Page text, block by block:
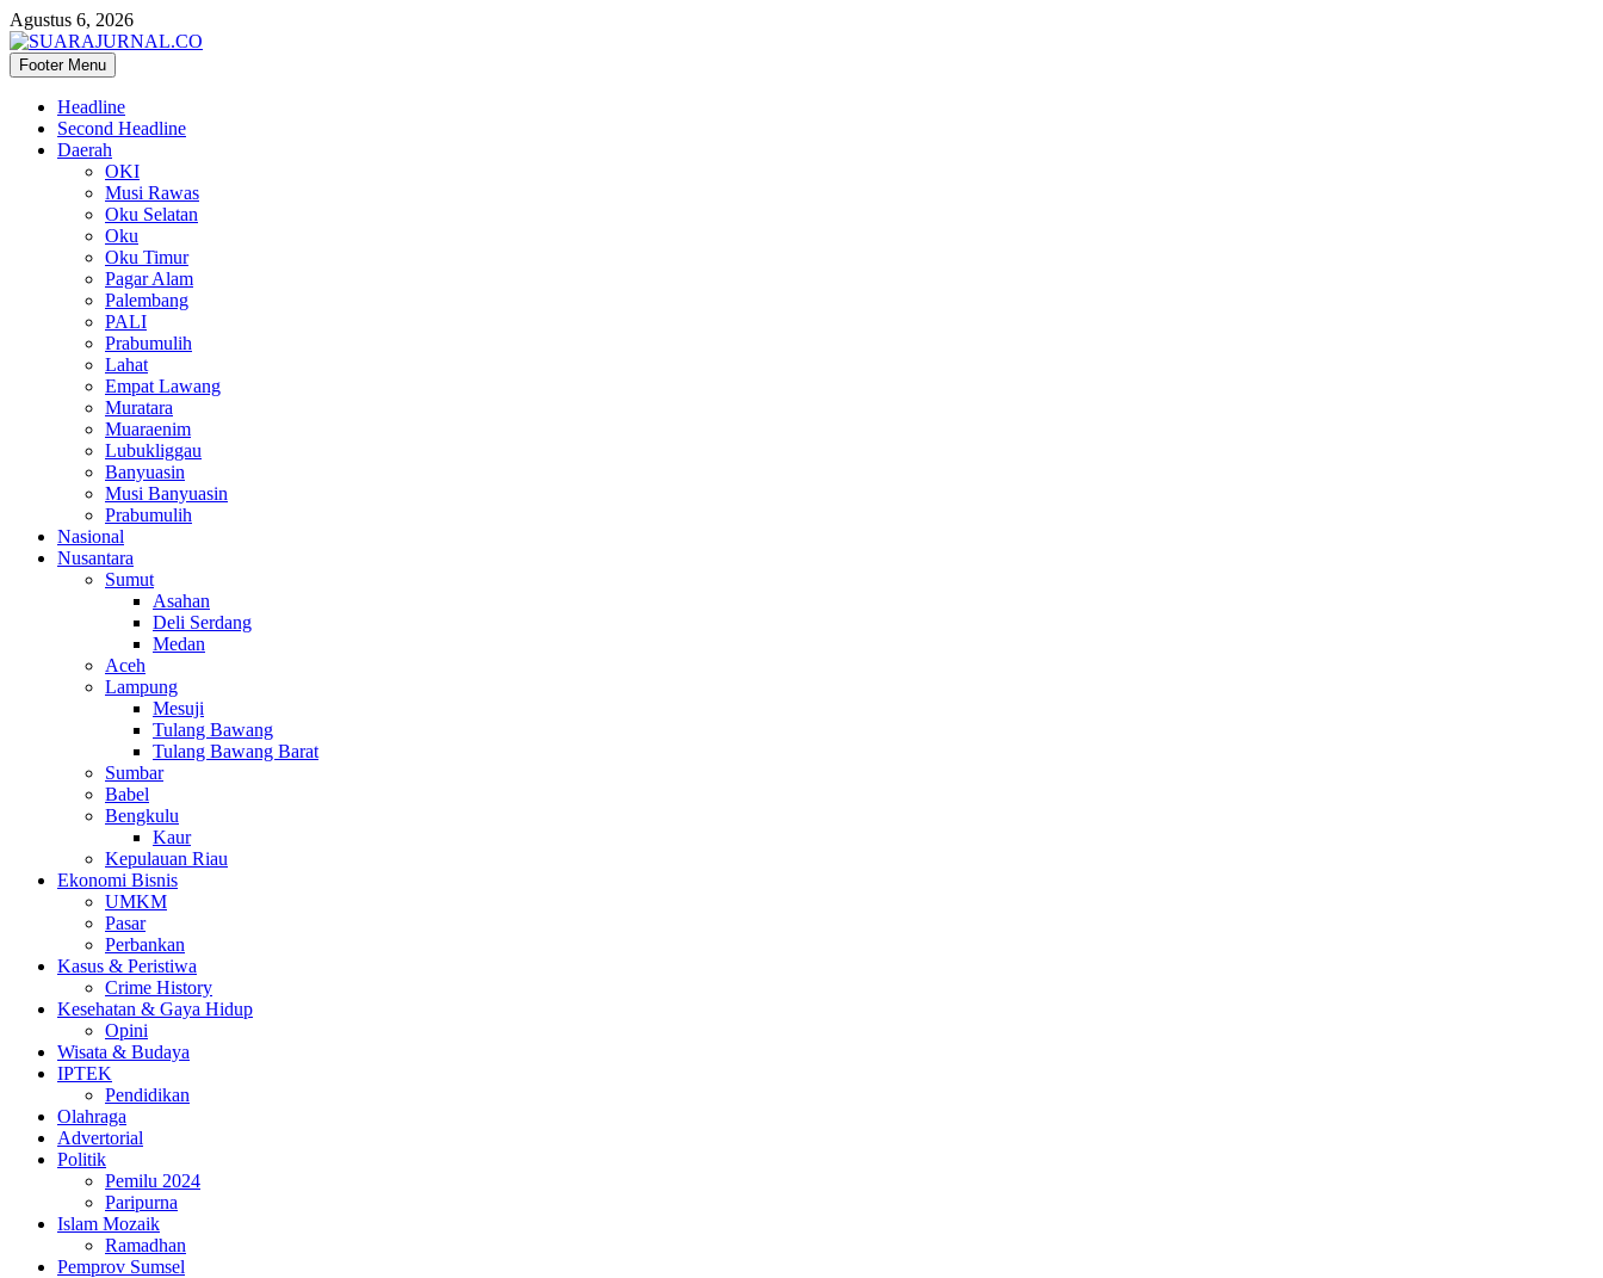
Agustus 6, 2026
SUARAJURNAL.CO
Footer Menu
Headline
Second Headline
Daerah
OKI
Musi Rawas
Oku Selatan
Oku
Oku Timur
Pagar Alam
Palembang
PALI
Prabumulih
Lahat
Empat Lawang
Muratara
Muaraenim
Lubukliggau
Banyuasin
Musi Banyuasin
Prabumulih
Nasional
Nusantara
Sumut
Asahan
Deli Serdang
Medan
Aceh
Lampung
Mesuji
Tulang Bawang
Tulang Bawang Barat
Sumbar
Babel
Bengkulu
Kaur
Kepulauan Riau
Ekonomi Bisnis
UMKM
Pasar
Perbankan
Kasus & Peristiwa
Crime History
Kesehatan & Gaya Hidup
Opini
Wisata & Budaya
IPTEK
Pendidikan
Olahraga
Advertorial
Politik
Pemilu 2024
Paripurna
Islam Mozaik
Ramadhan
Pemprov Sumsel